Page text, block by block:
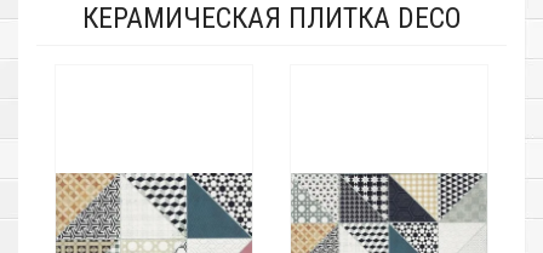
КЕРАМИЧЕСКАЯ ПЛИТКА DECO